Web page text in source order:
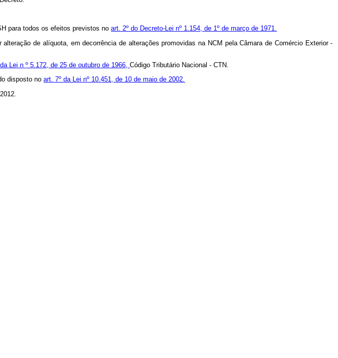
para todos os efeitos previstos noart. 2º do Decreto-Lei nº 1.154, de 1º de março de 1971.
de alíquota, em decorrência de alterações promovidas na NCM pela Câmara de Comércio Exterior -
Lei nº 5.172, de 25 de outubro de 1966,Código Tributário Nacional - CTN.
disposto noart. 7º da Lei nº 10.451, de 10 de maio de 2002.